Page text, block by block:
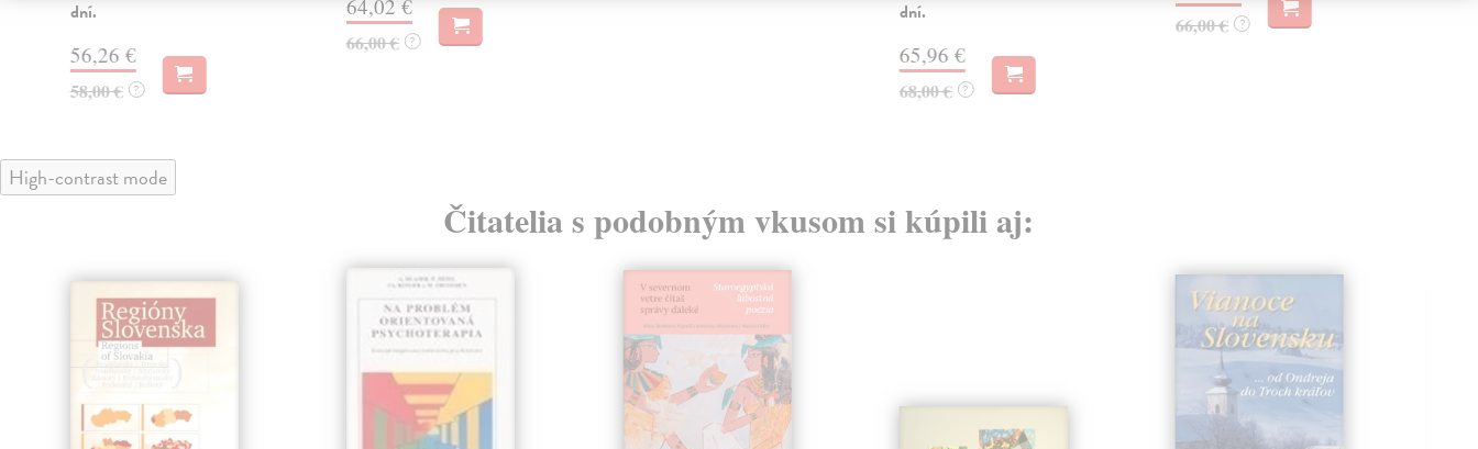
dní.
56,26 €
58,00 € ?
64,02 €
66,00 € ?
dní.
65,96 €
68,00 € ?
66,00 € ?
High-contrast mode
Čitatelia s podobným vkusom si kúpili aj: